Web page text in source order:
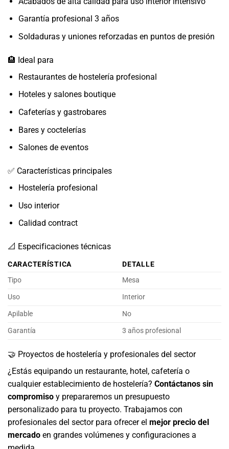
Garantía profesional 3 años
Soldaduras y uniones reforzadas en puntos de presión
🏨 Ideal para
Restaurantes de hostelería profesional
Hoteles y salones boutique
Cafeterías y gastrobares
Bares y coctelerías
Salones de eventos
✅ Características principales
Hostelería profesional
Uso interior
Calidad contract
📐 Especificaciones técnicas
CARACTERÍSTICA
DETALLE
Tipo
Mesa
Uso
Interior
Apilable
No
Garantía
3 años profesional
🤝 Proyectos de hostelería y profesionales del sector
¿Estás equipando un restaurante, hotel, cafetería o
cualquier establecimiento de hostelería? Contáctanos sin
compromiso y prepararemos un presupuesto
personalizado para tu proyecto. Trabajamos con
profesionales del sector para ofrecer el mejor precio del
mercado en grandes volúmenes y configuraciones a